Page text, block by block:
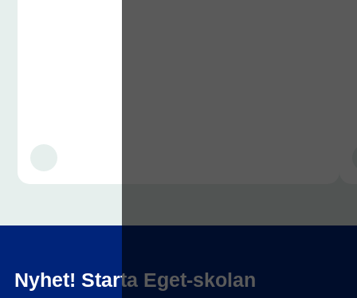
Nyhet! Starta Eget-skolan